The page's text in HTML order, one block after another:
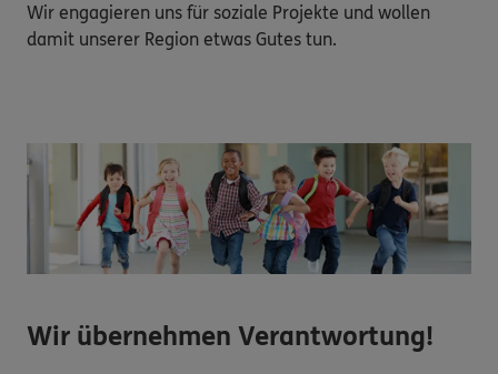
Wir engagieren uns für soziale Projekte und wollen
damit unserer Region etwas Gutes tun.
Wir übernehmen Verantwortung!